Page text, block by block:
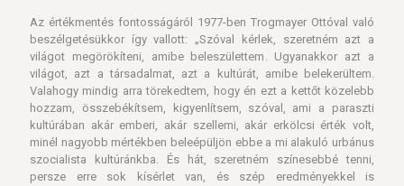
Az értékmentés fontosságáról 1977-ben Trogmayer Ottóval való
beszélgetésükkor így vallott: „Szóval kérlek, szeretném azt a
világot megörökíteni, amibe beleszülettem. Ugyanakkor azt a
világot, azt a társadalmat, azt a kultúrát, amibe belekerültem.
Valahogy mindig arra törekedtem, hogy én ezt a kettőt közelebb
hozzam, összebékítsem, kigyenlítsem, szóval, ami a paraszti
kultúrában akár emberi, akár szellemi, akár erkölcsi érték volt,
minél nagyobb mértékben beleépüljön ebbe a mi alakuló urbánus
szocialista kultúránkba. És hát, szeretném színesebbé tenni,
persze erre sok kísérlet van, és szép eredményekkel is